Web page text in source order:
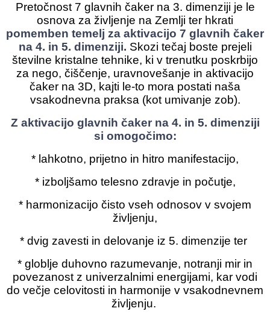
Pretočnost 7 glavnih čaker na 3. dimenziji je le
osnova za življenje na Zemlji ter hkrati
pomemben temelj za aktivacijo 7 glavnih čaker
na 4. in 5. dimenziji. Skozi tečaj boste prejeli
številne kristalne tehnike, ki v trenutku poskrbijo
za nego, čiščenje, uravnovešanje in aktivacijo
čaker na 3D, kajti le-to mora postati naša
vsakodnevna praksa (kot umivanje zob).
Z aktivacijo glavnih čaker na 4. in 5. dimenziji
si omogočimo:
* lahkotno, prijetno in hitro manifestacijo,
* izboljšamo telesno zdravje in počutje,
* harmonizacijo čisto vseh odnosov v svojem
življenju,
* dvig zavesti in delovanje iz 5. dimenzije ter
* globlje duhovno razumevanje, notranji mir in
povezanost z univerzalnimi energijami, kar vodi
do večje celovitosti in harmonije v vsakodnevnem
življenju.